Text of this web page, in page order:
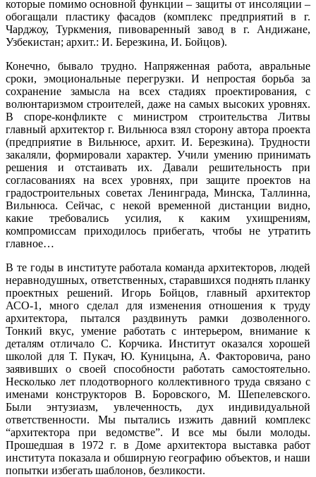
которые помимо основной функции – защиты от инсоляции –
обогащали пластику фасадов (комплекс предприятий в г.
Чарджоу, Туркмения, пивоваренный завод в г. Андижане,
Узбекистан; архит.: И. Березкина, И. Бойцов).
Конечно, бывало трудно. Напряженная работа, авральные
сроки, эмоциональные перегрузки. И непростая борьба за
сохранение замысла на всех стадиях проектирования, с
волюнтаризмом строителей, даже на самых высоких уровнях.
В споре-конфликте с министром строительства Литвы
главный архитектор г. Вильнюса взял сторону автора проекта
(предприятие в Вильнюсе, архит. И. Березкина). Трудности
закаляли, формировали характер. Учили умению принимать
решения и отстаивать их. Давали решительность при
согласованиях на всех уровнях, при защите проектов на
градостроительных советах Ленинграда, Минска, Таллинна,
Вильнюса. Сейчас, с некой временной дистанции видно,
какие требовались усилия, к каким ухищрениям,
компромиссам приходилось прибегать, чтобы не утратить
главное…
В те годы в институте работала команда архитекторов, людей
неравнодушных, ответственных, старавшихся поднять планку
проектных решений. Игорь Бойцов, главный архитектор
АСО-1, много сделал для изменения отношения к труду
архитектора, пытался раздвинуть рамки дозволенного.
Тонкий вкус, умение работать с интерьером, внимание к
деталям отличало С. Корчика. Институт оказался хорошей
школой для Т. Пукач, Ю. Куницына, А. Факторовича, рано
заявивших о своей способности работать самостоятельно.
Несколько лет плодотворного коллективного труда связано с
именами конструкторов В. Боровского, М. Шепелевского.
Были энтузиазм, увлеченность, дух индивидуальной
ответственности. Мы пытались изжить давний комплекс
“архитектора при ведомстве”. И все мы были молоды.
Прошедшая в 1972 г. в Доме архитектора выставка работ
института показала и обширную географию объектов, и наши
попытки избегать шаблонов, безликости.